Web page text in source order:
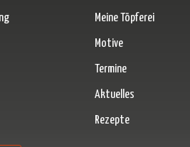
Meine Töpferei
Motive
Termine
Aktuelles
Rezepte